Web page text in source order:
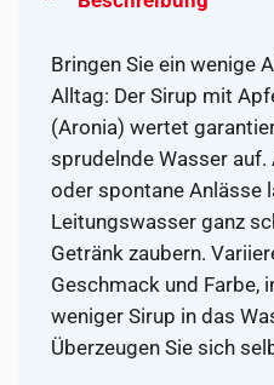
Bringen Sie ein wenige
Alltag: Der Sirup mit
(Aronia) wertet
sprudelnde Wasser
oder spontane Anlässe
Leitungswasser ganz
Getränk zaubern.
Geschmack und Farbe,
weniger Sirup in das
Überzeugen Sie sich